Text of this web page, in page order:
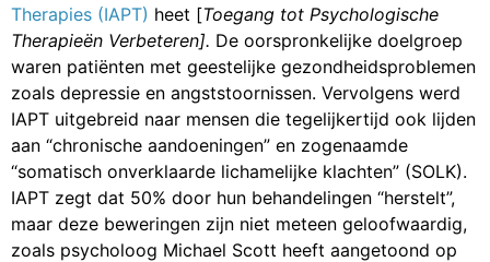
Therapies (IAPT) heet [Toegang tot Psychologische
Therapieën Verbeteren]. De oorspronkelijke doelgroep
waren patiënten met geestelijke gezondheidsproblemen
zoals depressie en angststoornissen. Vervolgens werd
IAPT uitgebreid naar mensen die tegelijkertijd ook lijden
aan “chronische aandoeningen” en zogenaamde
“somatisch onverklaarde lichamelijke klachten” (SOLK).
IAPT zegt dat 50% door hun behandelingen “herstelt”,
maar deze beweringen zijn niet meteen geloofwaardig,
zoals psycholoog Michael Scott heeft aangetoond op